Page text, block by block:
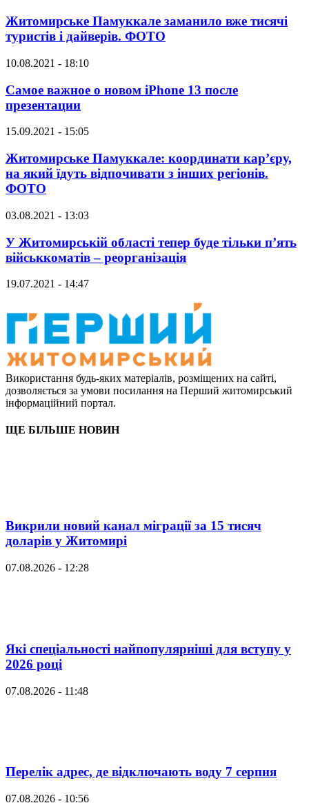
Житомирське Памуккале заманило вже тисячі
туристів і дайверів. ФОТО
10.08.2021 - 18:10
Самое важное о новом iPhone 13 после
презентации
15.09.2021 - 15:05
Житомирське Памуккале: координати кар’єру,
на який їдуть відпочивати з інших регіонів.
ФОТО
03.08.2021 - 13:03
У Житомирській області тепер буде тільки п’ять
військкоматів – реорганізація
19.07.2021 - 14:47
Використання будь-яких матеріалів, розміщених на сайті,
дозволяється за умови посилання на Перший житомирський
інформаційний портал.
ЩЕ БІЛЬШЕ НОВИН
Викрили новий канал міграції за 15 тисяч
доларів у Житомирі
07.08.2026 - 12:28
Які спеціальності найпопулярніші для вступу у
2026 році
07.08.2026 - 11:48
Перелік адрес, де відключають воду 7 серпня
07.08.2026 - 10:56